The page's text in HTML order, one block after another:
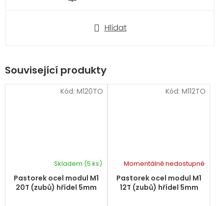
Hlídat
Související produkty
Pastorek ocel modul M1
20T (zubů) hřídel 5mm
Skladem (5 ks)
Kód: M120TO
Pastorek ocel modul M1
12T (zubů) hřídel 5mm
Momentálně nedostupné
Kód: M112TO